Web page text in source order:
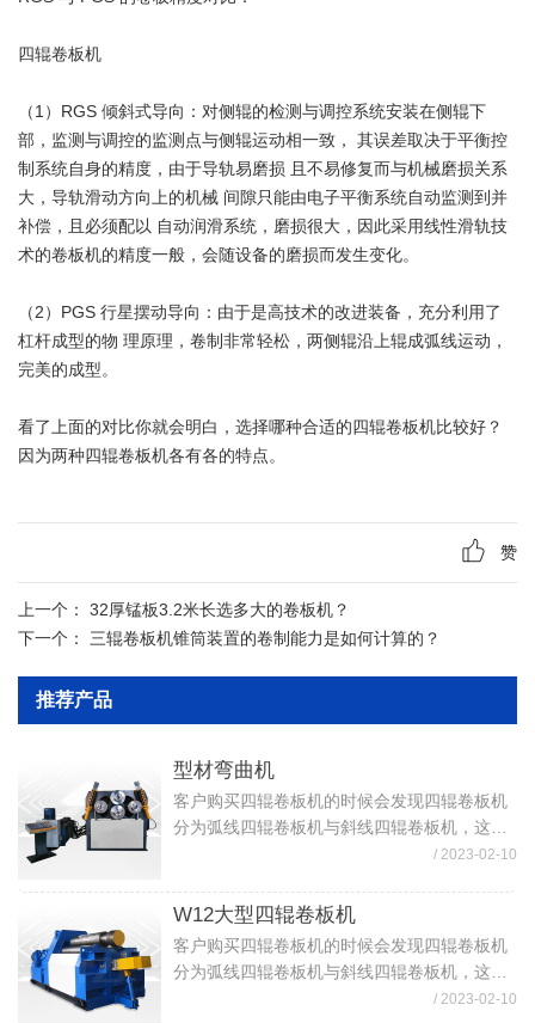
四辊卷板机
（1）RGS 倾斜式导向：对侧辊的检测与调控系统安装在侧辊下
部，监测与调控的监测点与侧辊运动相一致， 其误差取决于平衡控
制系统自身的精度，由于导轨易磨损 且不易修复而与机械磨损关系
大，导轨滑动方向上的机械 间隙只能由电子平衡系统自动监测到并
补偿，且必须配以 自动润滑系统，磨损很大，因此采用线性滑轨技
术的卷板机的精度一般，会随设备的磨损而发生变化。
（2）PGS 行星摆动导向：由于是高技术的改进装备，充分利用了
杠杆成型的物 理原理，卷制非常轻松，两侧辊沿上辊成弧线运动，
完美的成型。
看了上面的对比你就会明白，选择哪种合适的四辊卷板机比较好？
因为两种四辊卷板机各有各的特点。
赞
上一个： 32厚锰板3.2米长选多大的卷板机？
下一个： 三辊卷板机锥筒装置的卷制能力是如何计算的？
推荐产品
型材弯曲机
客户购买四辊卷板机的时候会发现四辊卷板机
分为弧线四辊卷板机与斜线四辊卷板机，这个
时候客户就比较难选择了，那弧线四辊卷板机
下面我就来说说两种四辊卷板机区别（1）R...
/ 2023-02-10
W12大型四辊卷板机
客户购买四辊卷板机的时候会发现四辊卷板机
分为弧线四辊卷板机与斜线四辊卷板机，这个
时候客户就比较难选择了，那弧线四辊卷板机
/ 2023-02-10